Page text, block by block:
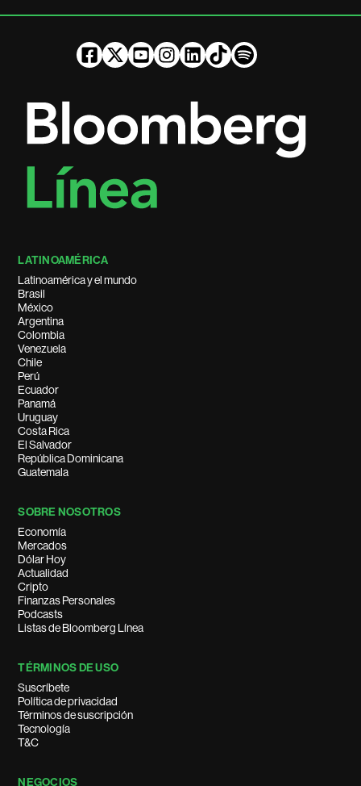
LATINOAMÉRICA
Latinoamérica y el mundo
Brasil
México
Argentina
Colombia
Venezuela
Chile
Perú
Ecuador
Panamá
Uruguay
Costa Rica
El Salvador
República Dominicana
Guatemala
SOBRE NOSOTROS
Economía
Mercados
Dólar Hoy
Actualidad
Cripto
Finanzas Personales
Podcasts
Listas de Bloomberg Línea
TÉRMINOS DE USO
Suscríbete
Política de privacidad
Términos de suscripción
Tecnología
T&C
NEGOCIOS